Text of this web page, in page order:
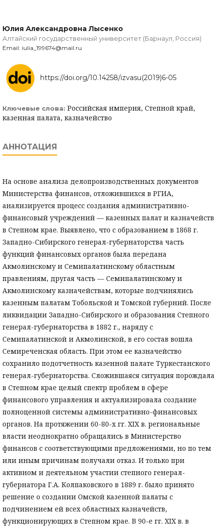
Юлия Александровна Лысенко
Алтайский государственный университет (Барнаул, Россия)
Email: iulia_199674@mail.ru
https://doi.org/10.14258/izvasu(2019)6-05
Ключевые слова: Российская империя, Степной край,
казенная палата, казначейство
АННОТАЦИЯ
На основе анализа делопроизводственных документов
Министерства финансов, отложившихся в РГИА,
анализируется процесс создания административно-
финансовый учреждений — казенных палат и казначейств
в Степном крае. Выявлено, что с образованием в 1868 г.
Западно-Сибирского генерал-губернаторства часть
функций финансовых органов была передана
Акмолинскому и Семипалатинскому областным
правлениям, другая часть — Семипалатинскому и
Акмолинскому казначействам, которые подчинялись
казенным палатам Тобольской и Томской губерний. После
ликвидации Западно-Сибирского и образования Степного
генерал-губернаторства в 1882 г., наряду с
Семипалатинской и Акмолинской, в его состав вошла
Семиреченская область. При этом ее казначейство
сохранило подотчетность казенной палате Туркестанского
генерал-губернаторства. Сложившаяся ситуация порождала
в Степном крае целый спектр проблем в сфере
финансового управления и актуализировала создание
полноценной системы административно-финансовых
органов. На протяжении 60-80-х гг. XIX в. региональные
власти неоднократно обращались в Министерство
финансов с соответствующими предложениями, но по тем
или иным причинам получали отказ. И только при
активном и деятельном участии степного генерал-
губернатора Г.А. Колпаковского в 1889 г. было принято
решение о создании Омской казенной палаты с
подчинением ей всех областных казначейств,
функционирующих в Степном крае. В 90-е гг. XIX в. в